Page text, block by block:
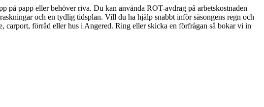
på papp eller behöver riva. Du kan använda ROT-avdrag på arbetskostnaden
och en tydlig tidsplan. Vill du ha hjälp snabbt inför säsongens regn och
carport, förråd eller hus i Angered. Ring eller skicka en förfrågan så bokar vi in